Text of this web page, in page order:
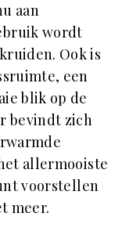
aan
wordt
Ook is
een
blik op de
bevindt zich
allermooiste
voorstellen
meer.